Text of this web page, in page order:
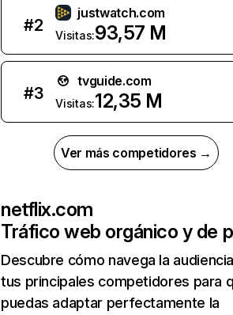
#2
justwatch.com
Visitas:93,57 M
#3
tvguide.com
Visitas:12,35 M
Ver más competidores →
netflix.com
Tráfico web orgánico y de
Descubre cómo navega la
tus principales competidores para
puedas adaptar perfectamente la